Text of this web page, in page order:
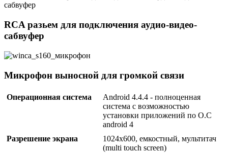
RCA разьем для подключения аудио-видео-
сабвуфер
Микрофон выносной для громкой связи
Операционная система
Android 4.4.4 - полноценная
система с возможностью
установки приложений по О.С
android 4
Разрешение экрана
1024x600, емкостный, мультитач
(multi touch screen)